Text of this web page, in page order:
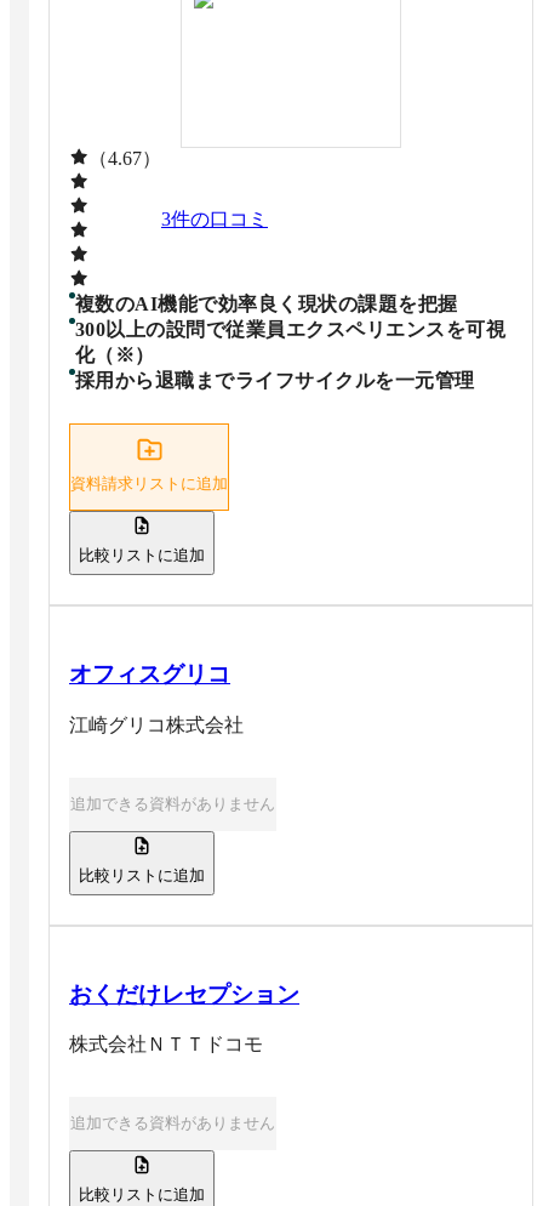
（4.67）
3件の口コミ
複数のAI機能で効率良く現状の課題を把握
300以上の設問で従業員エクスペリエンスを可視
化（※）
採用から退職までライフサイクルを一元管理
資料請求リストに追加
比較リストに追加
オフィスグリコ
江崎グリコ株式会社
追加できる資料がありません
比較リストに追加
おくだけレセプション
株式会社ＮＴＴドコモ
追加できる資料がありません
比較リストに追加